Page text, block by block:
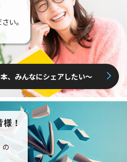
い。
、みんなにシェアしたい〜
！
の